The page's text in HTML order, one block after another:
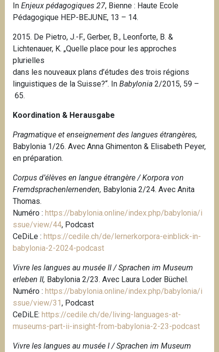
In Enjeux pédagogiques 27, Bienne : Haute Ecole
Pédagogique HEP-BEJUNE, 13 – 14.
2015. De Pietro, J.-F., Gerber, B., Leonforte, B. &
Lichtenauer, K. „Quelle place pour les approches
plurielles
dans les nouveaux plans d’études des trois régions
linguistiques de la Suisse?“. In Babylonia 2/2015, 59 –
65.
Koordination & Herausgabe
Pragmatique et enseignement des langues étrangères,
Babylonia 1/26. Avec Anna Ghimenton & Elisabeth Peyer,
en préparation.
Corpus d’élèves en langue étrangère / Korpora von
Fremdsprachenlernenden, Babylonia 2/24. Avec Anita
Thomas.
Numéro : https://babylonia.online/index.php/babylonia/i
ssue/view/44, Podcast
CeDiLe : https://cedile.ch/de/lernerkorpora-einblick-in-
babylonia-2-2024-podcast
Vivre les langues au musée II / Sprachen im Museum
erleben II, Babylonia 2/23. Avec Laura Loder Büchel.
Numéro : https://babylonia.online/index.php/babylonia/i
ssue/view/31, Podcast
CeDiLE: https://cedile.ch/de/living-languages-at-
museums-part-ii-insight-from-babylonia-2-23-podcast
Vivre les langues au musée I / Sprachen im Museum